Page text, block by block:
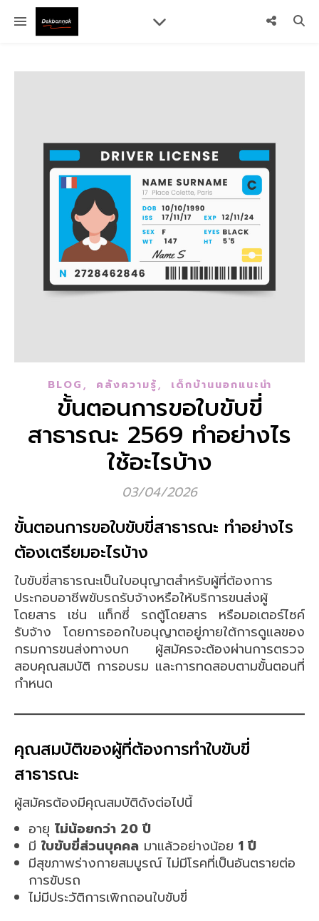
BLOG, คลังความรู้, เด็กบ้านนอกแนะนำ
ขั้นตอนการขอใบขับขี่
สาธารณะ 2569 ทำอย่างไร
ใช้อะไรบ้าง
03/04/2026
ขั้นตอนการขอใบขับขี่สาธารณะ ทำอย่างไร
ต้องเตรียมอะไรบ้าง
ใบขับขี่สาธารณะเป็นใบอนุญาตสำหรับผู้ที่ต้องการ
ประกอบอาชีพขับรถรับจ้างหรือให้บริการขนส่งผู้
โดยสาร เช่น แท็กซี่ รถตู้โดยสาร หรือมอเตอร์ไซค์
รับจ้าง โดยการออกใบอนุญาตอยู่ภายใต้การดูแลของ
กรมการขนส่งทางบก ผู้สมัครจะต้องผ่านการตรวจ
สอบคุณสมบัติ การอบรม และการทดสอบตามขั้นตอนที่
กำหนด
คุณสมบัติของผู้ที่ต้องการทำใบขับขี่
สาธารณะ
ผู้สมัครต้องมีคุณสมบัติดังต่อไปนี้
อายุ ไม่น้อยกว่า 20 ปี
มี ใบขับขี่ส่วนบุคคล มาแล้วอย่างน้อย 1 ปี
มีสุขภาพร่างกายสมบูรณ์ ไม่มีโรคที่เป็นอันตรายต่อ
การขับรถ
ไม่มีประวัติการเพิกถอนใบขับขี่